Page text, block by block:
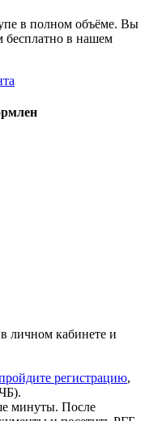
в полном объёме. Вы
бесплатно в нашем
в личном кабинете и
регистрацию,
минуты. После